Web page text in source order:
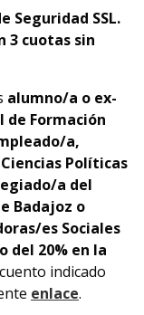
Seguridad SSL.
3 cuotas sin
alumno/a o ex-
Formación
a,
Políticas
a del
Badajoz o
es Sociales
del 20% en la
indicado
enlace.